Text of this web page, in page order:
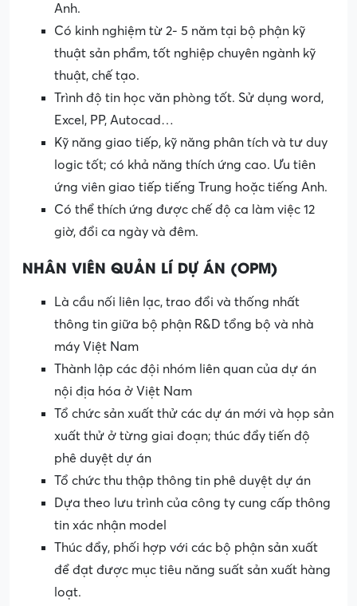
Anh.
Có kinh nghiệm từ 2- 5 năm tại bộ phận kỹ
thuật sản phẩm, tốt nghiệp chuyên ngành kỹ
thuật, chế tạo.
Trình độ tin học văn phòng tốt. Sử dụng word,
Excel, PP, Autocad…
Kỹ năng giao tiếp, kỹ năng phân tích và tư duy
logic tốt; có khả năng thích ứng cao. Ưu tiên
ứng viên giao tiếp tiếng Trung hoặc tiếng Anh.
Có thể thích ứng được chế độ ca làm việc 12
giờ, đổi ca ngày và đêm.
NHÂN VIÊN QUẢN LÍ DỰ ÁN (OPM)
Là cầu nối liên lạc, trao đổi và thống nhất
thông tin giữa bộ phận R&D tổng bộ và nhà
máy Việt Nam
Thành lập các đội nhóm liên quan của dự án
nội địa hóa ở Việt Nam
Tổ chức sản xuất thử các dự án mới và họp sản
xuất thử ở từng giai đoạn; thúc đẩy tiến độ
phê duyệt dự án
Tổ chức thu thập thông tin phê duyệt dự án
Dựa theo lưu trình của công ty cung cấp thông
tin xác nhận model
Thúc đẩy, phối hợp với các bộ phận sản xuất
để đạt được mục tiêu năng suất sản xuất hàng
loạt.